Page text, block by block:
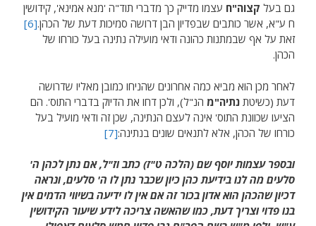
גם בעל קצוה"ח עצמו מדייק כך מדברי תוד"ה 'מנא אמינא', קידושין
ח ע"א, אשר כותבים שבפדיון הבן דרושה סמיכות דעת של הכהן.[6]
זאת על אף שבמתנות כהונה ודאי מועילה נתינה בעל כורחו של
הכהן.
לאחר מכן הוא מביא כמה אחרונים שהניחו כמובן מאליו שדרושה
דעת (כשיטת נתיה"מ הנ"ל), ולכן דחו את הדיוק בדברי התוס'. הם
הציעו שכוונת התוס' אינה לעצם הנתינה, שכן זה ודאי מועיל בעל
כורחו של הכהן, אלא לתנאים שונים בנתינה:[7]
ובספר עצמות יוסף שם (הלכה ט"ז) כתב וז"ל, אם נתן לכהן ה'
סלעים מה לנו בידיעת כהן כיון שכבר נתן לו ה' סלעים, ונראה
דכיון שהכהן הוא אדון בכור זה אם אין לו ידיעה בשיווי הדמים אין
בנו פדוי וצריך דעת, כמו שהאשה צריכה לידע שיעור הקידושין